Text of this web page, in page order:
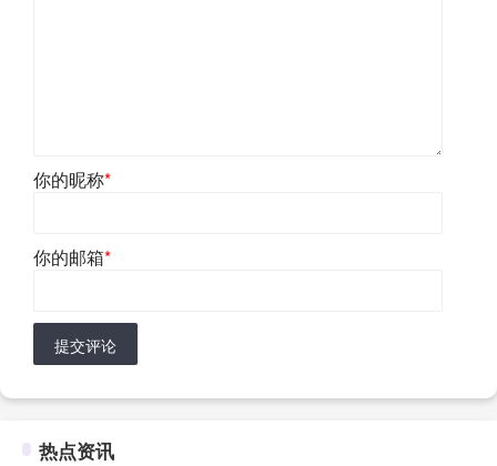
你的昵称*
你的邮箱*
提交评论
热点资讯